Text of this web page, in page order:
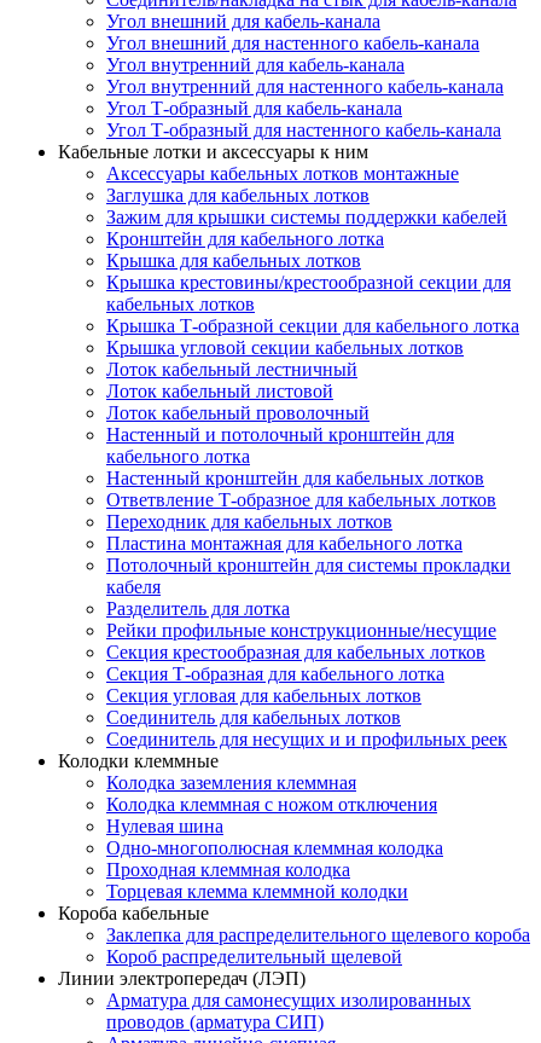
Угол внешний для кабель-канала
Угол внешний для настенного кабель-канала
Угол внутренний для кабель-канала
Угол внутренний для настенного кабель-канала
Угол Т-образный для кабель-канала
Угол Т-образный для настенного кабель-канала
Кабельные лотки и аксессуары к ним
Аксессуары кабельных лотков монтажные
Заглушка для кабельных лотков
Зажим для крышки системы поддержки кабелей
Кронштейн для кабельного лотка
Крышка для кабельных лотков
Крышка крестовины/крестообразной секции для
кабельных лотков
Крышка Т-образной секции для кабельного лотка
Крышка угловой секции кабельных лотков
Лоток кабельный лестничный
Лоток кабельный листовой
Лоток кабельный проволочный
Настенный и потолочный кронштейн для
кабельного лотка
Настенный кронштейн для кабельных лотков
Ответвление Т-образное для кабельных лотков
Переходник для кабельных лотков
Пластина монтажная для кабельного лотка
Потолочный кронштейн для системы прокладки
кабеля
Разделитель для лотка
Рейки профильные конструкционные/несущие
Секция крестообразная для кабельных лотков
Секция Т-образная для кабельного лотка
Секция угловая для кабельных лотков
Соединитель для кабельных лотков
Соединитель для несущих и и профильных реек
Колодки клеммные
Колодка заземления клеммная
Колодка клеммная с ножом отключения
Нулевая шина
Одно-многополюсная клеммная колодка
Проходная клеммная колодка
Торцевая клемма клеммной колодки
Короба кабельные
Заклепка для распределительного щелевого короба
Короб распределительный щелевой
Линии электропередач (ЛЭП)
Арматура для самонесущих изолированных
проводов (арматура СИП)